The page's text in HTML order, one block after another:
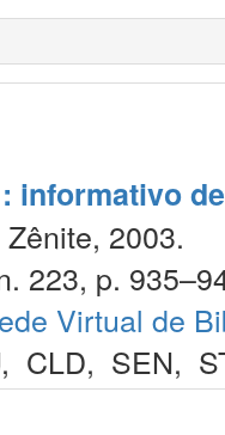
informativo
2003.
223, p.
Virtual de
, CLD, SEN,